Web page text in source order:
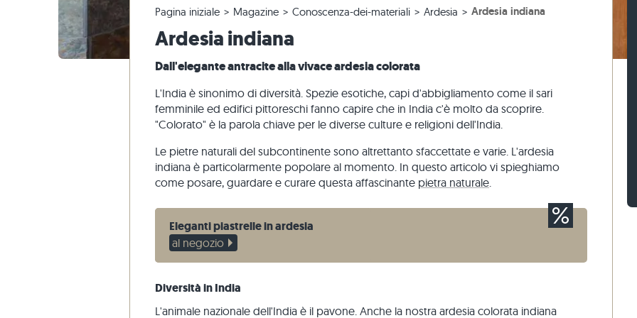
Piastrelle in quarzite
Piastrelle di marmo
Piastrelle antiche
Rivestimenti di pietra
Piastrelle beige
Piastrelle grigie
Pavimento calcarea
Pavimento marmo
Pavimento quarzite
Pavimento basalto
Lastre per terrazze beige
Pavimento grigio
Sampietrini calcari
Gradini di blocco di gneiss
Gradini di blocco calcari
Mattoni di pietra travertino
Modifica e annullamento dell'ordine
Spedizione di campioni
Progettazione di giardini
Stili di vita
Marmo
Quarzite
Travertino
Pagina iniziale Magazine Conoscenza-dei-materiali Ardesia Ardesia indiana
Ardesia indiana
Dall'elegante antracite alla vivace ardesia colorata
L'India è sinonimo di diversità. Spezie esotiche, capi d'abbigliamento come il sari
femminile ed edifici pittoreschi fanno capire che in India c'è molto da scoprire.
"Colorato" è la parola chiave per le diverse culture e religioni dell'India.
Le pietre naturali del subcontinente sono altrettanto sfaccettate e varie. L'ardesia
indiana è particolarmente popolare al momento. In questo articolo vi spieghiamo
come posare, guardare e curare questa affascinante pietra naturale.
Eleganti piastrelle in ardesia
al negozio
Diversità in India
L'animale nazionale dell'India è il pavone. Anche la nostra ardesia colorata indiana